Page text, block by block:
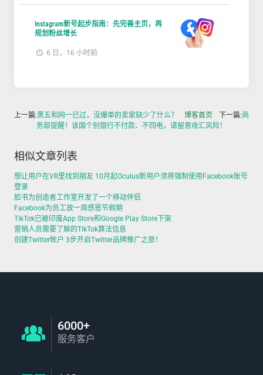
Instagram新号起步指南：先完善主页，再
规划粉丝增长
6 日，16 小时前
上一篇:黑五和网一已过，没爆单的卖家缺少了什么？ 博客首页 下一篇:商
务部提醒！该国个别银行不付款、不回电，请留意收汇风险！
相似文章列表
想让用户在VR里找到朋友 10月起Oculus新用户须将强制使用Facebook账号
登录
脸书为创造者工作室开发了一个移动伴侣
Facebook为员工放一周感恩节假期
TikTok已被印度App Store和Google Play Store下架
营销人员需要了解的TikTok算法信息
创建Twitter帐户 3步开启Twitter品牌推广之旅！
6000+
服务客户